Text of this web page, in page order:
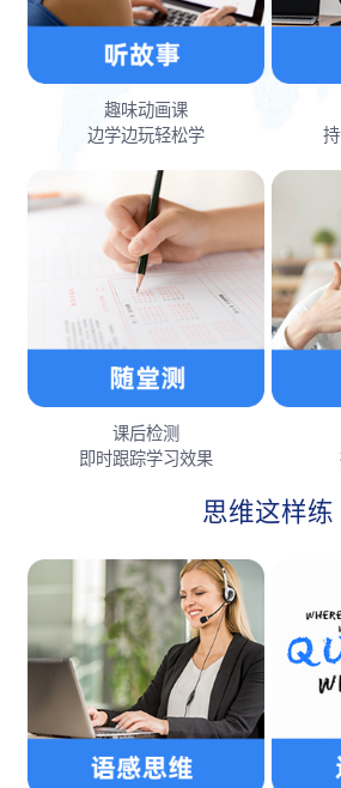
趣味动画课
边学边玩轻松学
课后检测
即时跟踪学习效果
思维这样练